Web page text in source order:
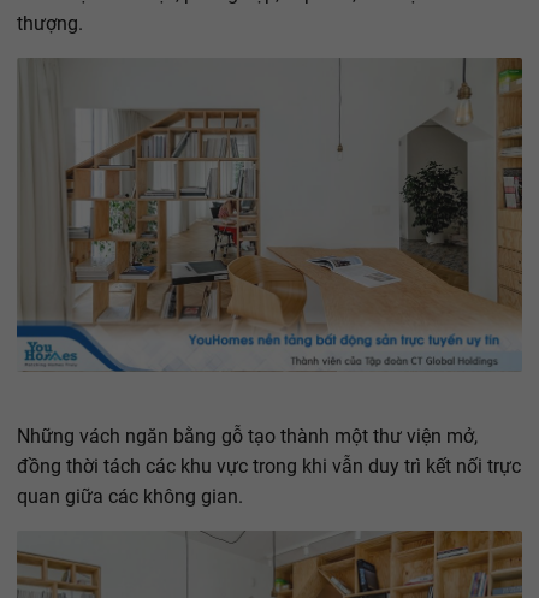
thượng.
Những vách ngăn bằng gỗ tạo thành một thư viện mở,
đồng thời tách các khu vực trong khi vẫn duy trì kết nối trực
quan giữa các không gian.